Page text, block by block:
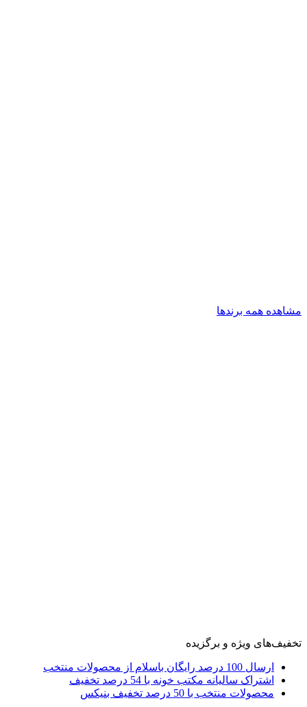
مشاهده همه برندها
تخفیف‌های ویژه و برگزیده
ارسال 100 درصد رایگان باسلام از محصولات منتخب
اشتراک سالیانه مکتب خونه با 54 درصد تخفیف
محصولات منتخب با 50 درصد تخفیف بنیکس